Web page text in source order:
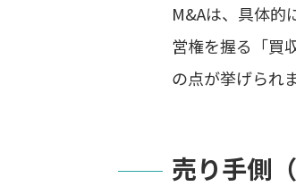
M&Aは、具体的
営権を握る「買
の点が挙げられま
売り手側